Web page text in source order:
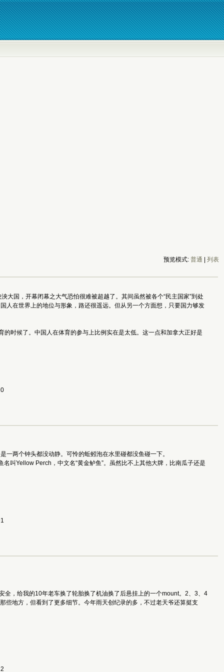
预览模式: 普通 列表
国，开幕闭幕之大气恐怕很难被超越了。其间虽然被各个“民主国家”到处
人在世界上的地位与形象，路还很遥远。但从另一个方面想，只要国力够发
时候了。中国人在体育的参与上比例实在是太低。这一点和加拿大正好是
两个钟头都没动静。可怜的蚯蚓泡在水里碰都没鱼碰一下。
叫Yellow Perch，中文名“黄金鲈鱼”。虽然比不上其他大牌，比南瓜子还是
，给我的10年老车换了轮胎换了机油换了后悬挂上的一个mount。2、3、4
地方，但看到了更多细节。今年雨天创纪录的多，不过老天爷还算挺支